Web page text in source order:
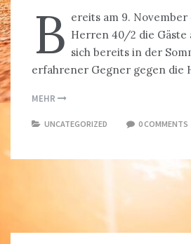
B ereits am 9.
Herren 40/2 die Gäste
sich bereits in der
erfahrener Gegner gegen die
MEHR
UNCATEGORIZED 0 COMMENTS